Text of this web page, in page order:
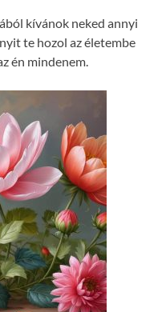
kívánok neked annyi
te hozol az életembe
én mindenem.